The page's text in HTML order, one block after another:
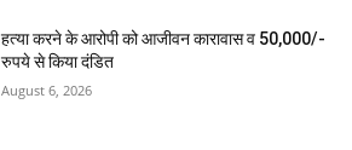
हत्या करने के आरोपी को आजीवन कारावास व 50,000/-
रुपये से किया दंडित
August 6, 2026